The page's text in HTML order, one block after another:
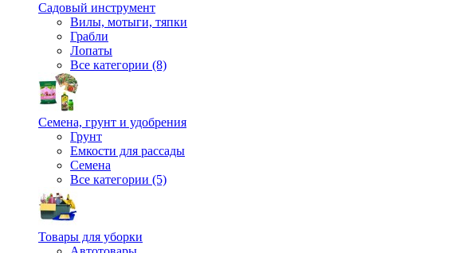
Садовый инструмент
Вилы, мотыги, тяпки
Грабли
Лопаты
Все категории (8)
Семена, грунт и удобрения
Грунт
Емкости для рассады
Семена
Все категории (5)
Товары для уборки